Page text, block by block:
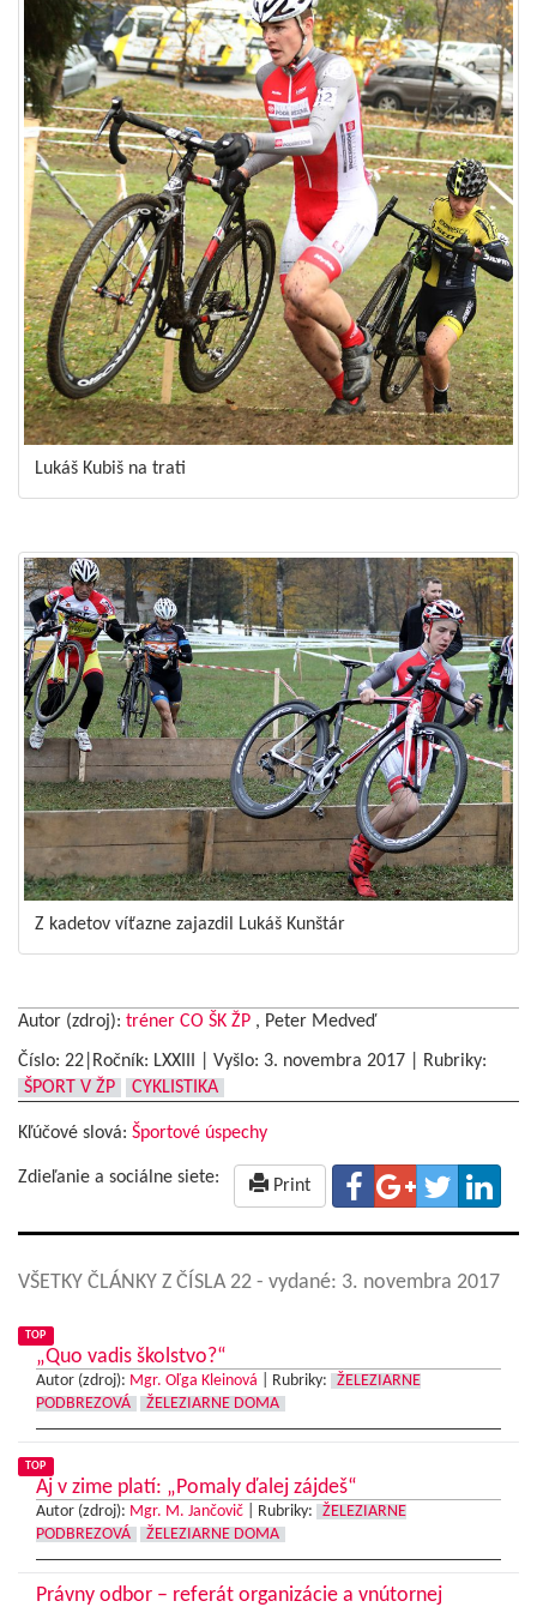
Lukáš Kubiš na trati
Z kadetov víťazne zajazdil Lukáš Kunštár
Autor (zdroj): tréner CO ŠK ŽP , Peter Medveď
Číslo: 22|Ročník: LXXIII | Vyšlo: 3. novembra 2017
Rubriky:
ŠPORT V ŽP
CYKLISTIKA
Kľúčové slová: Športové úspechy
Zdieľanie a sociálne siete: Print
VŠETKY ČLÁNKY Z ČÍSLA 22 - vydané: 3. novembra 2017
TOP
„Quo vadis školstvo?“
Autor (zdroj): Mgr. Oľga Kleinová Rubriky:
ŽELEZIARNE
PODBREZOVÁ
ŽELEZIARNE DOMA
TOP
Aj v zime platí: „Pomaly ďalej zájdeš“
Autor (zdroj): Mgr. M. Jančovič Rubriky:
ŽELEZIARNE
PODBREZOVÁ
ŽELEZIARNE DOMA
Právny odbor – referát organizácie a vnútornej